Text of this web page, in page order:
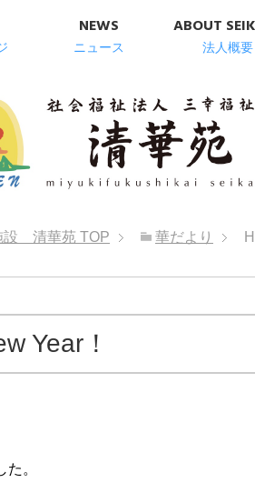
NEWS
ニュース
ABOUT
法人概要
設 清華苑 TOP 華だより
Year！
。